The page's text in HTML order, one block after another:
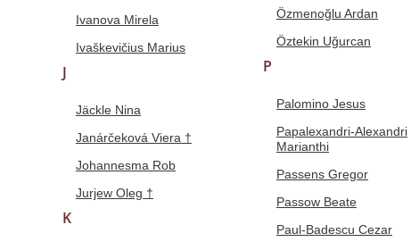
Ivanova Mirela
Ivaškevičius Marius
J
Jäckle Nina
Janárčeková Viera †
Johannesma Rob
Jurjew Oleg †
K
Özmenoğlu Ardan
Öztekin Uğurcan
P
Palomino Jesus
Papalexandri-Alexandri
Marianthi
Passens Gregor
Passow Beate
Paul-Badescu Cezar